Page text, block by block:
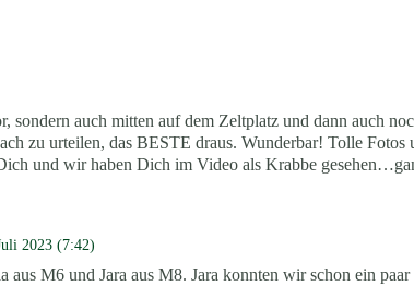
sondern auch mitten auf dem Zeltplatz und dann auch
zu urteilen, das BESTE draus. Wunderbar! Tolle Fotos
und wir haben Dich im Video als Krabbe
2023 (7:42)
aus M6 und Jara aus M8. Jara konnten wir schon ein